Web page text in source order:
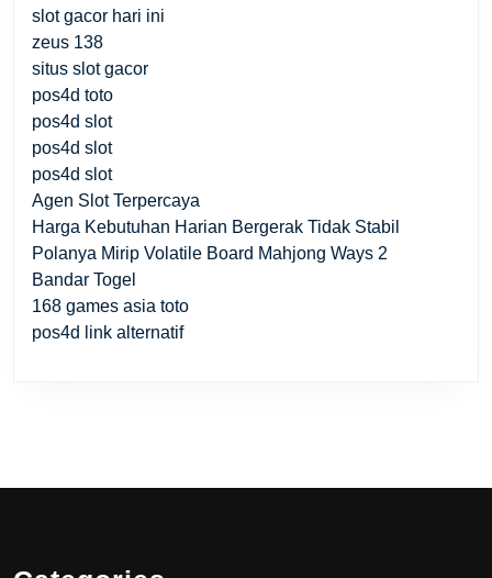
slot gacor hari ini
zeus 138
situs slot gacor
pos4d toto
pos4d slot
pos4d slot
pos4d slot
Agen Slot Terpercaya
Harga Kebutuhan Harian Bergerak Tidak Stabil
Polanya Mirip Volatile Board Mahjong Ways 2
Bandar Togel
168 games asia toto
pos4d link alternatif